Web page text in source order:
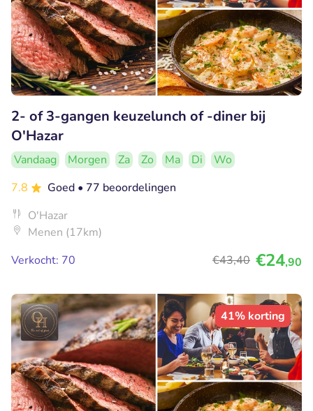
2- of 3-gangen keuzelunch of -diner bij
O'Hazar
Vandaag Morgen Za Zo Ma Di
Wo
7.8
Goed • 77 beoordelingen
O'Hazar
Menen (17km)
Verkocht: 70
€43,40 €24,90
41% korting